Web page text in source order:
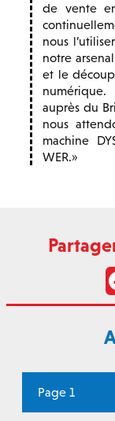
de vente
nous
notre
et le
numérique.
auprès du
nous
machine
WER.
Page 1